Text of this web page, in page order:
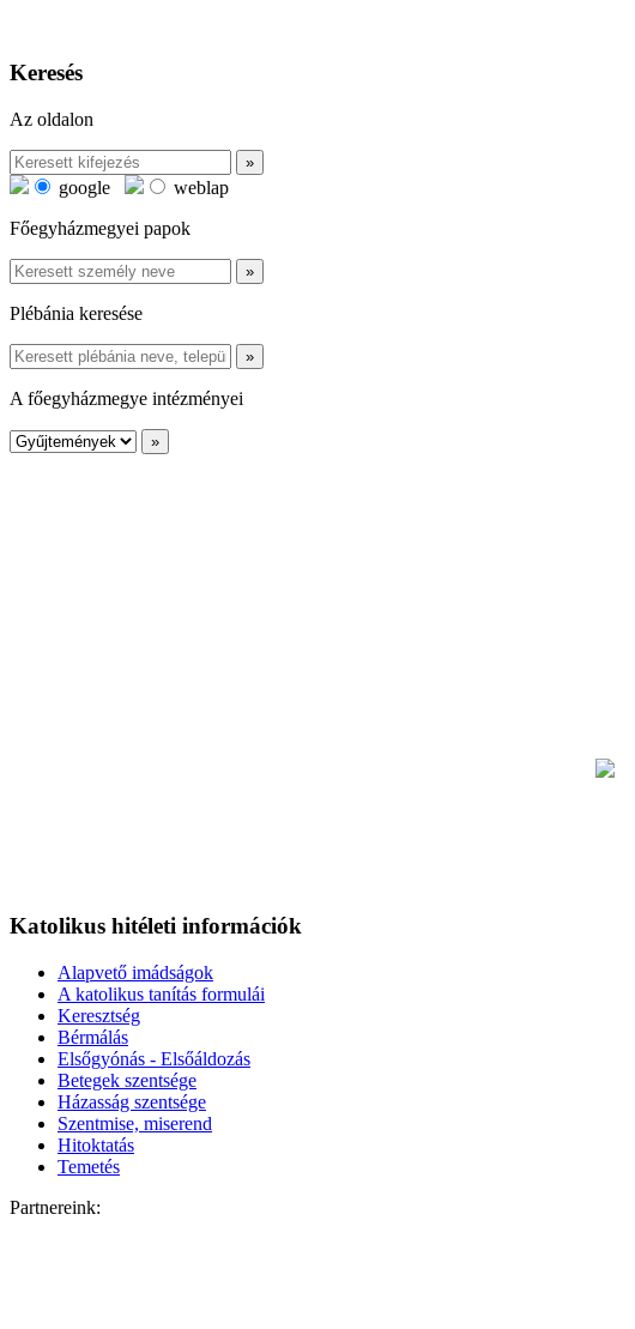
Keresés
Az oldalon
google
weblap
Főegyházmegyei papok
Plébánia keresése
A főegyházmegye intézményei
Katolikus hitéleti információk
Alapvető imádságok
A katolikus tanítás formulái
Keresztség
Bérmálás
Elsőgyónás - Elsőáldozás
Betegek szentsége
Házasság szentsége
Szentmise, miserend
Hitoktatás
Temetés
Partnereink: